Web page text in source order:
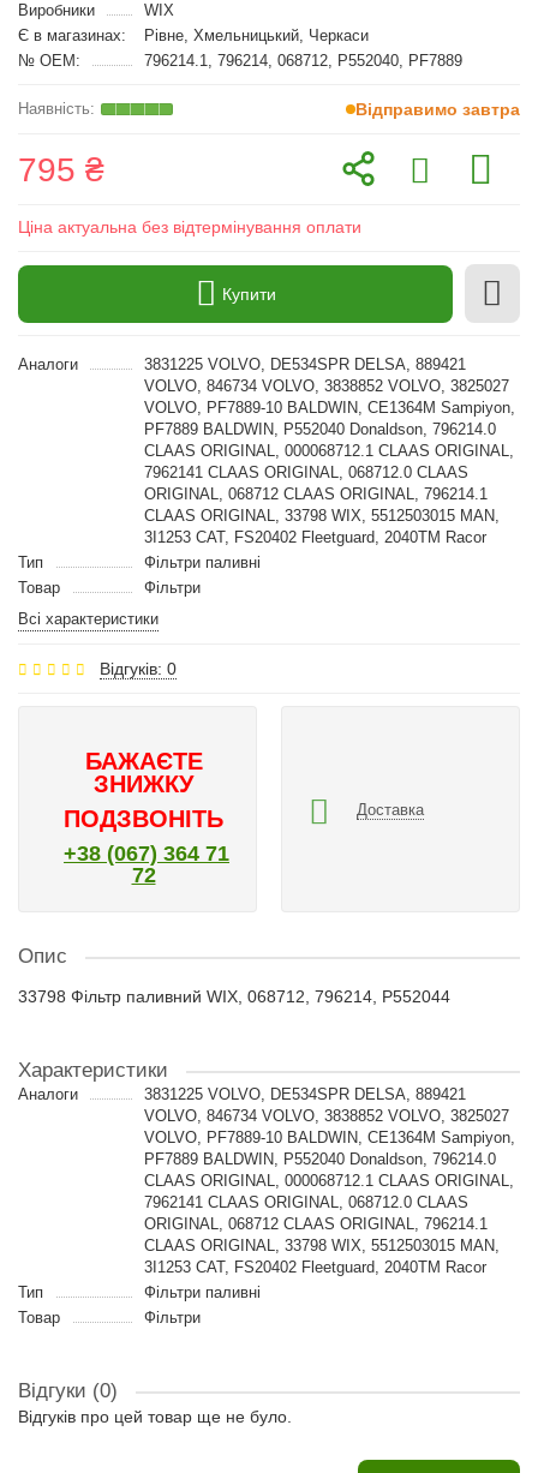
Виробники
WIX
Є в магазинах:
Рівне, Хмельницький, Черкаси
№ OEM:
796214.1, 796214, 068712, P552040, PF7889
Відправимо завтра
795 ₴
Ціна актуальна без відтермінування оплати
Купити
Аналоги
3831225 VOLVO, DE534SPR DELSA, 889421
VOLVO, 846734 VOLVO, 3838852 VOLVO, 3825027
VOLVO, PF7889-10 BALDWIN, CE1364M Sampiyon,
PF7889 BALDWIN, P552040 Donaldson, 796214.0
CLAAS ORIGINAL, 000068712.1 CLAAS ORIGINAL,
7962141 CLAAS ORIGINAL, 068712.0 CLAAS
ORIGINAL, 068712 CLAAS ORIGINAL, 796214.1
CLAAS ORIGINAL, 33798 WIX, 5512503015 MAN,
3I1253 CAT, FS20402 Fleetguard, 2040TM Racor
Тип
Фільтри паливні
Товар
Фільтри
Всі характеристики
Відгуків: 0
БАЖАЄТЕ
ЗНИЖКУ
ПОДЗВОНІТЬ
+38 (067) 364 71
72
Доставка
Опис
33798 Фільтр паливний WIX, 068712, 796214, P552044
Характеристики
Аналоги
3831225 VOLVO, DE534SPR DELSA, 889421
VOLVO, 846734 VOLVO, 3838852 VOLVO, 3825027
VOLVO, PF7889-10 BALDWIN, CE1364M Sampiyon,
PF7889 BALDWIN, P552040 Donaldson, 796214.0
CLAAS ORIGINAL, 000068712.1 CLAAS ORIGINAL,
7962141 CLAAS ORIGINAL, 068712.0 CLAAS
ORIGINAL, 068712 CLAAS ORIGINAL, 796214.1
CLAAS ORIGINAL, 33798 WIX, 5512503015 MAN,
3I1253 CAT, FS20402 Fleetguard, 2040TM Racor
Тип
Фільтри паливні
Товар
Фільтри
Відгуки (0)
Відгуків про цей товар ще не було.